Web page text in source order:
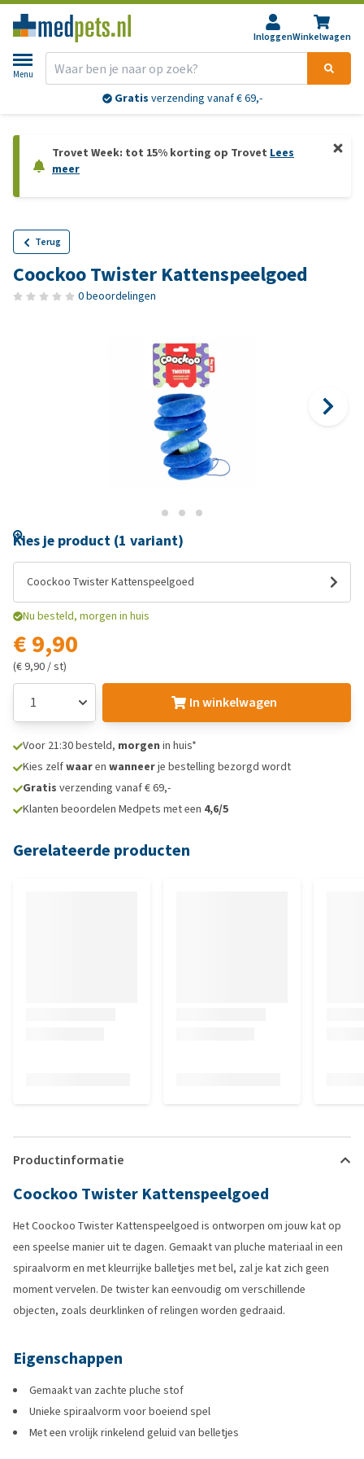
InloggenWinkelwagen
Menu
Gratis verzending vanaf € 69,-
Trovet Week: tot 15% korting op Trovet Lees
meer
Terug
Coockoo Twister Kattenspeelgoed
0 beoordelingen
Kies je product (1 variant)
Coockoo Twister Kattenspeelgoed
Nu besteld, morgen in huis
€ 9,90
(€ 9,90 / st)
In winkelwagen
Voor 21:30 besteld, morgen in huis*
Kies zelfwaaren wanneerje bestelling bezorgd wordt
Gratis verzending vanaf € 69,-
Klanten beoordelen Medpets met een 4,6/5
Gerelateerde producten
Productinformatie
Coockoo Twister Kattenspeelgoed
Het Coockoo Twister Kattenspeelgoed is ontworpen om jouw kat op
een speelse manier uit te dagen. Gemaakt van pluche materiaal in een
spiraalvorm en met kleurrijke balletjes met bel, zal je kat zich geen
moment vervelen. De twister kan eenvoudig om verschillende
objecten, zoals deurklinken of relingen worden gedraaid.
Eigenschappen
Gemaakt van zachte pluche stof
Unieke spiraalvorm voor boeiend spel
Met een vrolijk rinkelend geluid van belletjes